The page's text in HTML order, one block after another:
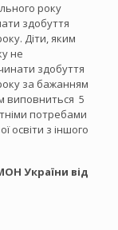
року
здобуття
Діти, яким
не
здобуття
за бажанням
виповниться 5
потребами
освіти з іншого
України від